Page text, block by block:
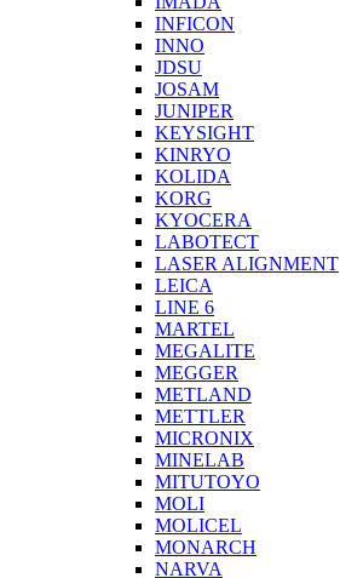
INFICON
INNO
JDSU
JOSAM
JUNIPER
KEYSIGHT
KINRYO
KOLIDA
KORG
KYOCERA
LABOTECT
LASER ALIGNMENT
LEICA
LINE 6
MARTEL
MEGALITE
MEGGER
METLAND
METTLER
MICRONIX
MINELAB
MITUTOYO
MOLI
MOLICEL
MONARCH
NARVA